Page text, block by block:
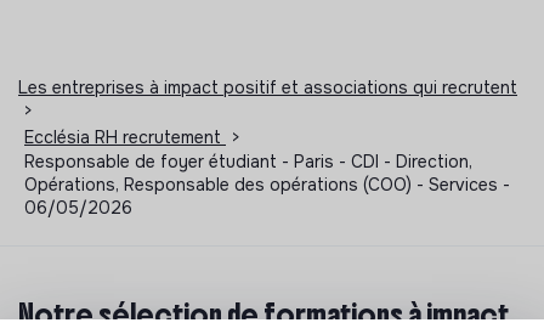
Les entreprises à impact positif et associations qui recrutent
>
Ecclésia RH recrutement
>
Responsable de foyer étudiant - Paris - CDI - Direction,
Opérations, Responsable des opérations (COO) - Services -
06/05/2026
Notre sélection de formations à impact